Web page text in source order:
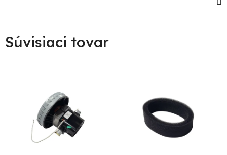
Súvisiaci tovar